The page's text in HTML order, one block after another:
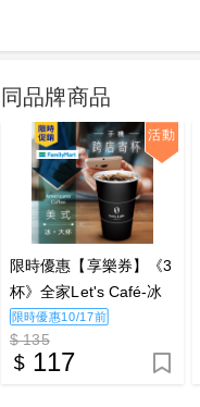
同品牌商品
活動
限時優惠【享樂券】《3
杯》全家Let's Café-冰
美式(大杯)
限時優惠10/17前
$ 135
117